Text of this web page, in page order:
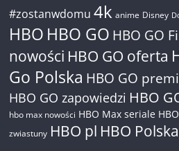
#zostanwdomu 4k anime Disney
HBO HBO GO HBO GO
nowości HBO GO oferta
Go Polska HBO GO
HBO GO zapowiedzi HBO
hbo max nowości HBO Max seriale
zwiastuny HBO pl HBO Polska